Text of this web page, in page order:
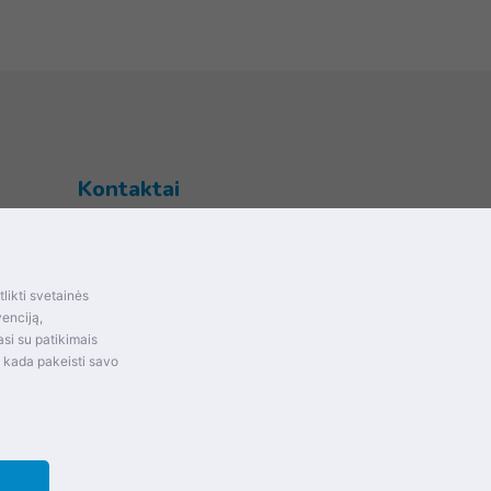
ir
Kontaktai
svetainės
su patikimais
kada pakeisti savo